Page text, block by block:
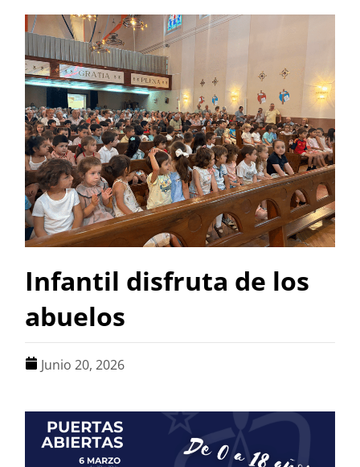
Infantil disfruta de los
abuelos
Junio 20, 2026